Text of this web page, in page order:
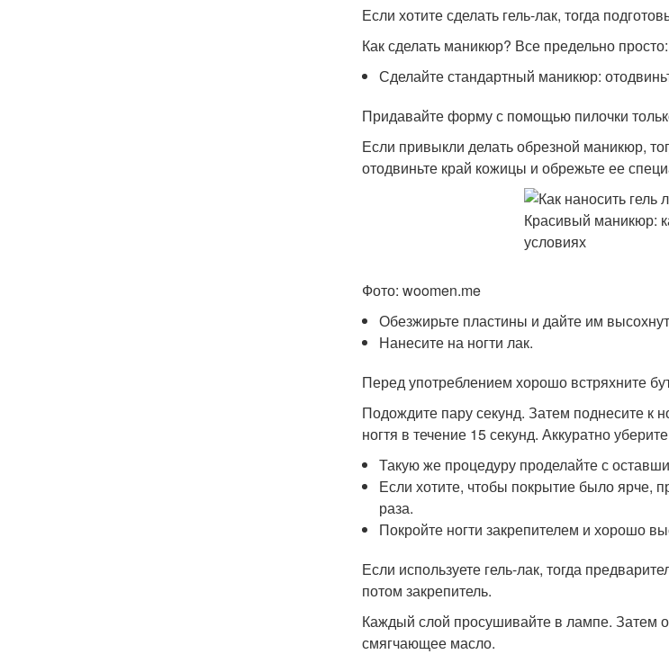
Если хотите сделать гель-лак, тогда
Как сделать маникюр? Все предельно просто:
Сделайте стандартный маникюр:
Придавайте форму с помощью пилочки
Если привыкли делать обрезной маникюр,
отодвиньте край кожицы и обрежьте ее
Фото: woomen.me
Обезжирьте пластины и дайте им
Нанесите на ногти лак.
Перед употреблением хорошо встряхните
Подождите пару секунд. Затем поднесите к
ногтя в течение 15 секунд. Аккуратно
Такую же процедуру проделайте с
Если хотите, чтобы покрытие было ярче,
раза.
Покройте ногти закрепителем и хорошо
Если используете гель-лак, тогда
потом закрепитель.
Каждый слой просушивайте в лампе. Затем
смягчающее масло.